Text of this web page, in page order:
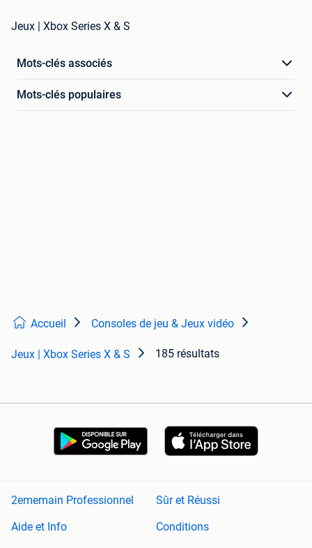
Jeux | Xbox Series X & S
Mots-clés associés
Mots-clés populaires
Accueil Consoles de jeu & Jeux vidéo
Jeux | Xbox Series X & S 185 résultats
2ememain Professionnel
Sûr et Réussi
Aide et Info
Conditions